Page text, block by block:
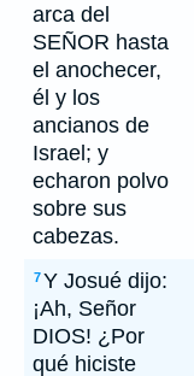
arca del
SEÑOR hasta
el anochecer,
él y los
ancianos de
Israel; y
echaron polvo
sobre sus
cabezas.
7Y Josué dijo:
¡Ah, Señor
DIOS! ¿Por
qué hiciste